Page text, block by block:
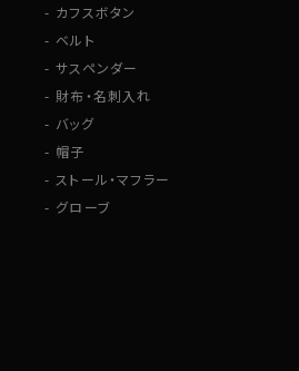
カフスボタン
ベルト
サスペンダー
財布・名刺入れ
バッグ
帽子
ストール・マフラー
グローブ